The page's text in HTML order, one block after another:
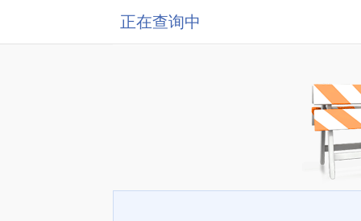
正在查询中